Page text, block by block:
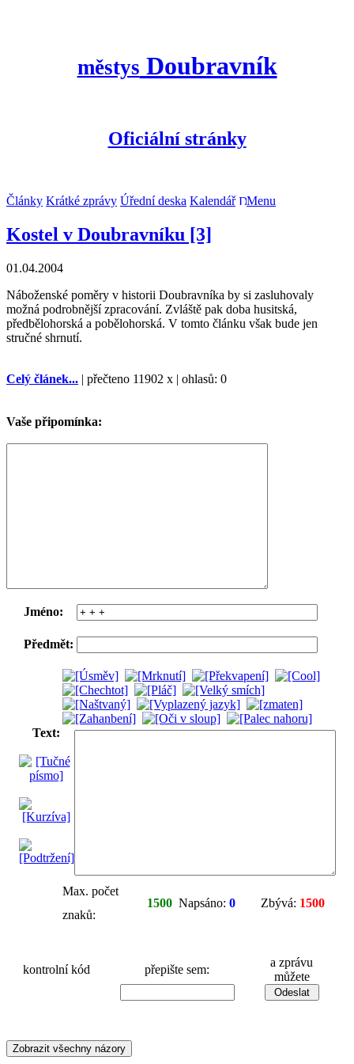
městys Doubravník
Oficiální stránky
Články Krátké zprávy Úřední deska Kalendář Menu
Kostel v Doubravníku [3]
01.04.2004
Náboženské poměry v historii Doubravníka by si zasluhovaly
možná podrobnější zpracování. Zvláště pak doba husitská,
předbělohorská a pobělohorská. V tomto článku však bude jen
stručné shrnutí.
Celý článek... | přečteno 11902 x | ohlasů: 0
Vaše připomínka:
Jméno:
Předmět:
Text:
Max. počet
znaků:
1500 Napsáno: 0 Zbývá: 1500
kontrolní kód přepište sem:
a zprávu
můžete